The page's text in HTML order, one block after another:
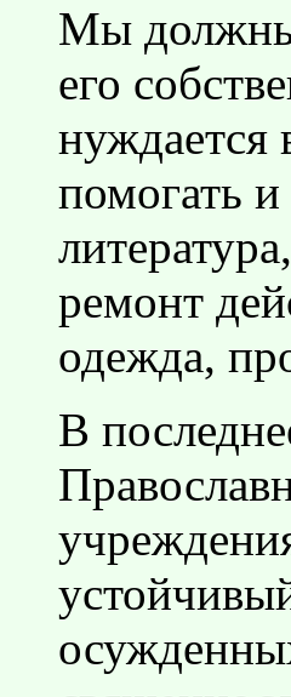
Мы должны
его
нуждается
помогать
ремонт
одежда,
В